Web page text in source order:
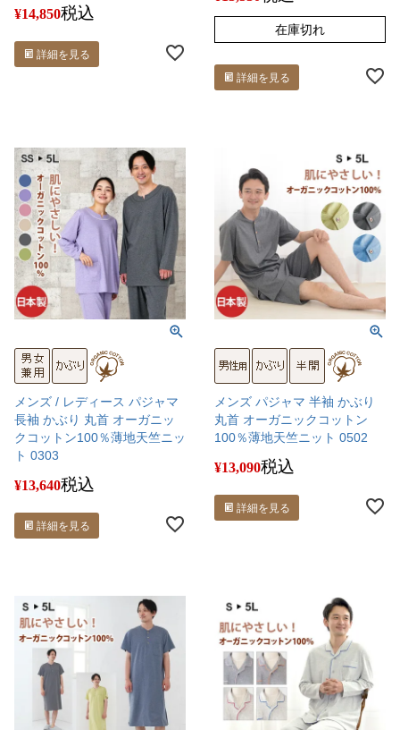
¥14,850税込
詳細を見る
在庫切れ
詳細を見る
メンズ / レディース パジャマ
長袖 かぶり 丸首 オーガニッ
クコットン100％薄地天竺ニッ
ト 0303
¥13,640税込
詳細を見る
メンズ パジャマ 半袖 かぶり
丸首 オーガニックコットン
100％薄地天竺ニット 0502
¥13,090税込
詳細を見る